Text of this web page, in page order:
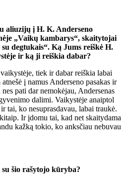
aliuzijų į H. K. Anderseno
„Vaikų kambarys“, skaitytojai
degtukais“. Ką Jums reiškė H.
ir ką ji reiškia dabar?
tiek ir dabar reiškia labai
į namus Anderseno pasakas ir
pati dar nemokėjau, Andersenas
dalimi. Vaikystėje anaiptol
tai, ko nesuprasdavau, labai traukė.
Ir įdomu tai, kad net skaitydama
kažką tokio, ko anksčiau nebuvau
šio rašytojo kūryba?